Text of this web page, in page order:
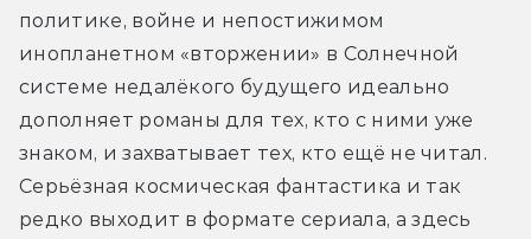
политике, войне и непостижимом
инопланетном «вторжении» в Солнечной
системе недалёкого будущего идеально
дополняет романы для тех, кто с ними уже
знаком, и захватывает тех, кто ещё не читал.
Серьёзная космическая фантастика и так
редко выходит в формате сериала, а здесь